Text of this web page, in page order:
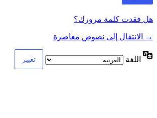
هل فقدت كلمة مرورك؟
→ الانتقال إلى نصوص معاصرة
اللغة